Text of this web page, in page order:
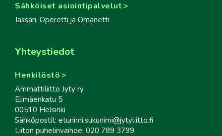
Sähköiset asiointipalvelut
Jässäri, Operetti ja Omanetti
Yhteystiedot
Henkilöstö
Ammattiliitto Jyty ry
Elimäenkatu 5
00510 Helsinki
Sähköpostit: etunimi.sukunimi@jytyliitto.fi
Liiton puhelinvaihde: 020 789 3799